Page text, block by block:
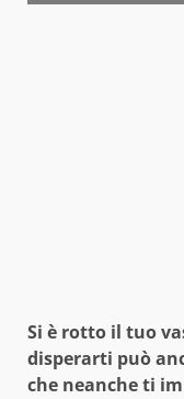
Si è rotto il tuo
disperarti può
che neanche ti